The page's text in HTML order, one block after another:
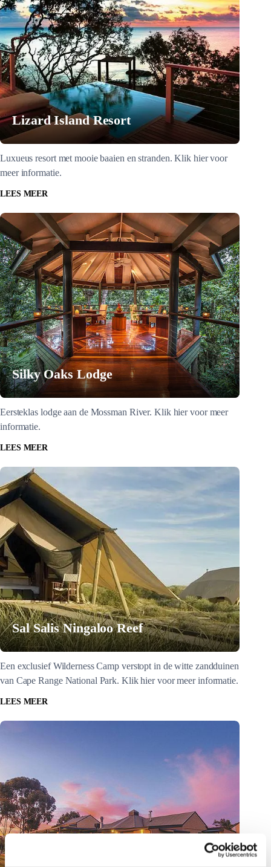
Lizard Island Resort
Luxueus resort met mooie baaien en stranden. Klik hier voor
meer informatie.
LEES MEER
Silky Oaks Lodge
Eersteklas lodge aan de Mossman River. Klik hier voor meer
informatie.
LEES MEER
Sal Salis Ningaloo Reef
Een exclusief Wilderness Camp verstopt in de witte zandduinen
van Cape Range National Park. Klik hier voor meer informatie.
LEES MEER